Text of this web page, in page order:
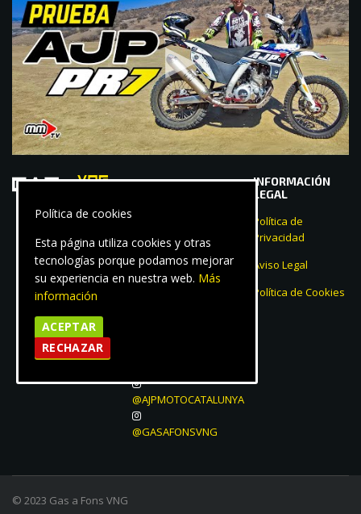
Av. Eduard
(Barcelona)
LUNES – VIERNES
@AJPMOTOCATALUNYA
@GASAFONSVNG
INFORMACIÓN
LEGAL
Política de
Privacidad
Aviso Legal
Política de Cookies
© 2023 Gas a Fons VNG
Política de cookies
Esta página utiliza cookies y otras
tecnologías porque podamos mejorar
su experiencia en nuestra web. Más
información
ACEPTAR
RECHAZAR